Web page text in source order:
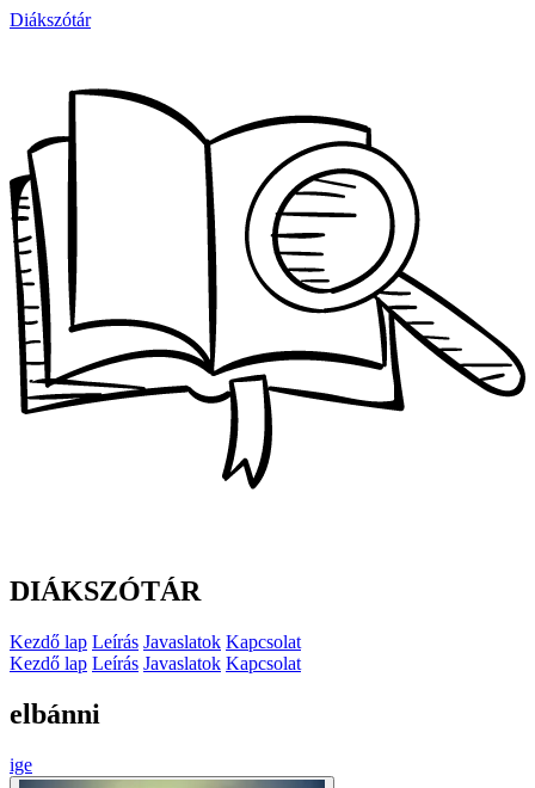
Diákszótár
DIÁKSZÓTÁR
Kezdő lap Leírás Javaslatok Kapcsolat
Kezdő lap Leírás Javaslatok Kapcsolat
elbánni
ige